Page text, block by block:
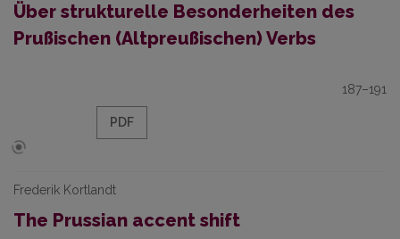
Über strukturelle Besonderheiten des
Prußischen (Altpreußischen) Verbs
187–191
PDF
Frederik Kortlandt
The Prussian accent shift